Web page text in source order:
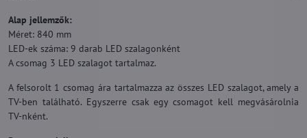
Alap jellemzők:
Méret: 840 mm
LED-ek száma: 9 darab LED szalagonként
A csomag 3 LED szalagot tartalmaz.
A felsorolt 1 csomag ára tartalmazza az összes LED szalagot, amely a
TV-ben található. Egyszerre csak egy csomagot kell megvásárolnia
TV-nként.